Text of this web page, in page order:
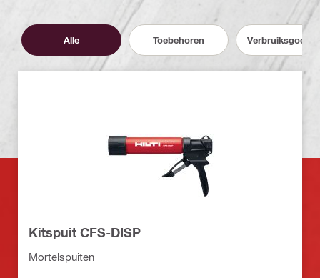
Alle Toebehoren
Kitspuit CFS-DISP
Mortelspuiten